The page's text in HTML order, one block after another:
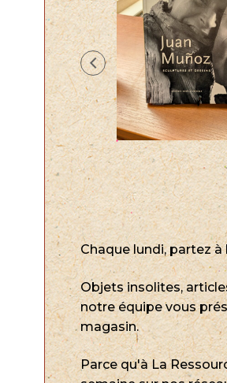
Chaque lundi, partez
Objets insolites,
notre équipe vous
magasin.
Parce qu'à La